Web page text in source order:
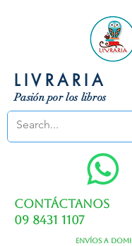
LIVRARIA
Pasión por los libros
Contáctanos
09 8431 1107
Envíos a